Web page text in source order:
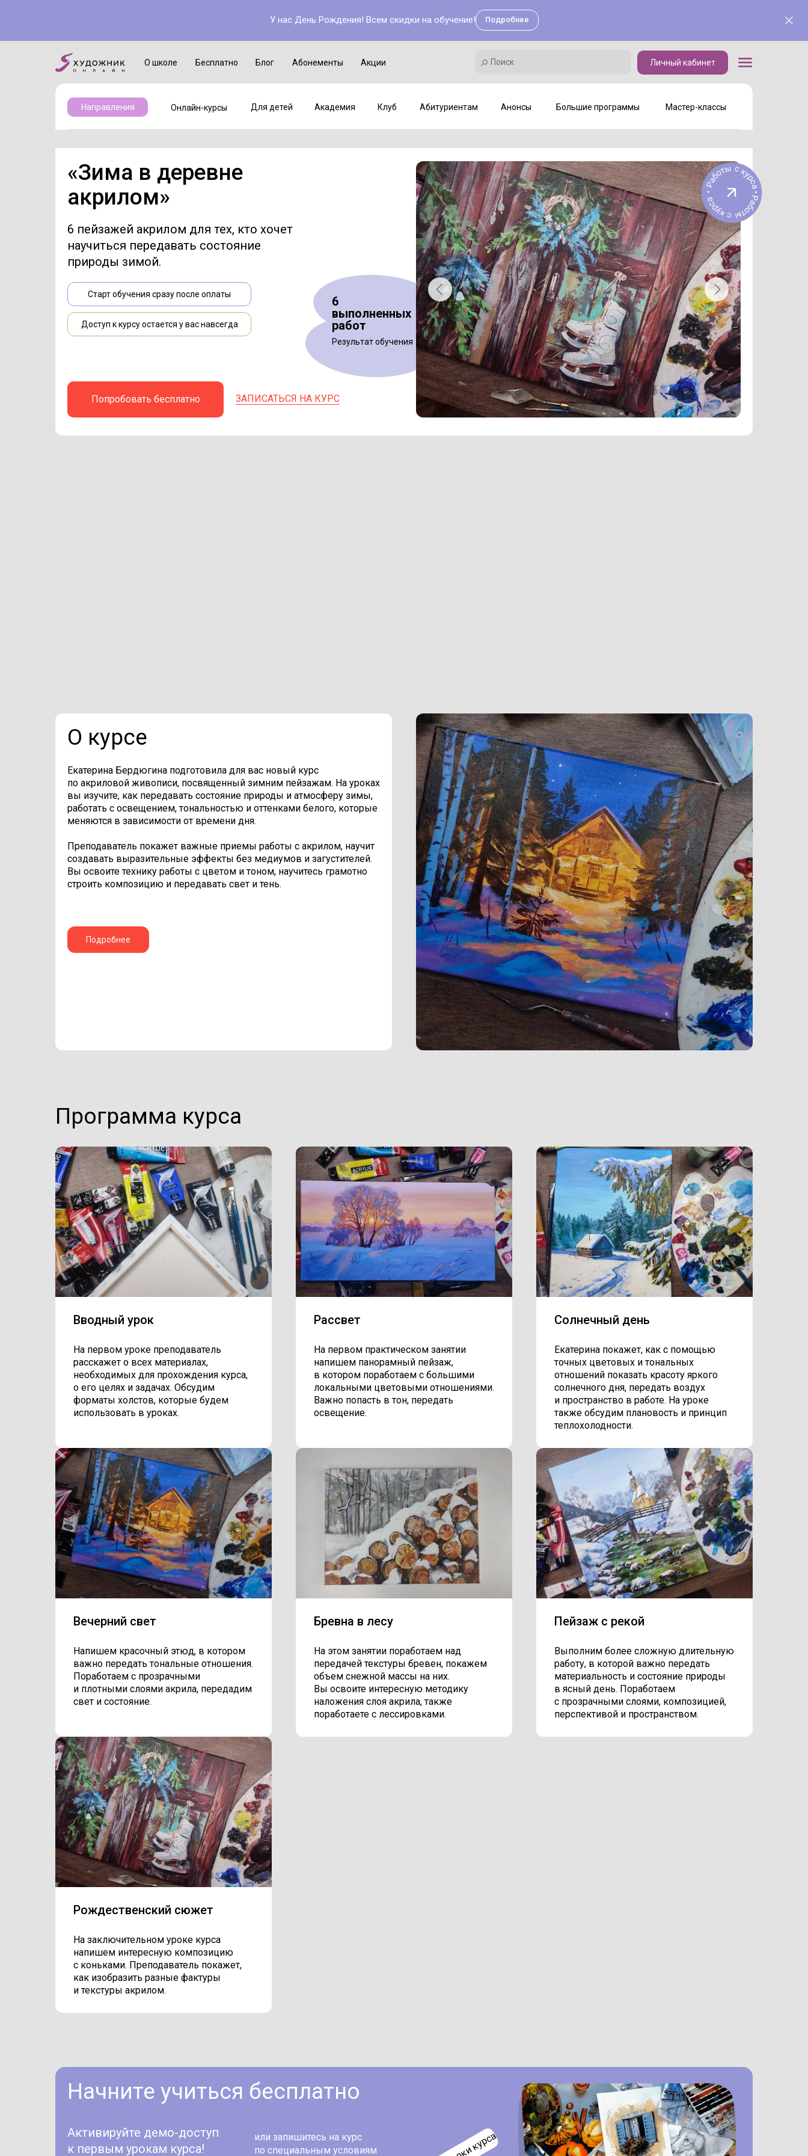
У нас День Рождения! Всем скидки на обучение! Подробнее
Блог Акции
Абонементы
О школе Бесплатно Личный кабинет
Поиск
Мастер-классы
Для детей Академия Клуб Абитуриентам Анонсы Большие программы
Онлайн-курсы
Направления
Поиск
Академия Клуб Мастер-классы
«Зима в деревне
акрилом»
6 пейзажей акрилом для тех, кто хочет
научиться передавать состояние
природы зимой.
Попробовать бесплатно ЗАПИСАТЬСЯ НА КУРС
Доступ к курсу остается у вас навсегда
Результат обучения
Старт обучения сразу после оплаты
6
выполненных
работ
О курсе
Екатерина Бердюгина подготовила для вас новый курс
по акриловой живописи, посвященный зимним пейзажам. На уроках
вы изучите, как передавать состояние природы и атмосферу зимы,
работать с освещением, тональностью и оттенками белого, которые
меняются в зависимости от времени дня.
Преподаватель покажет важные приемы работы с акрилом, научит
создавать выразительные эффекты без медиумов и загустителей.
Вы освоите технику работы с цветом и тоном, научитесь грамотно
строить композицию и передавать свет и тень.
Подробнее
Программа курса
Вводный урок
На первом уроке преподаватель
расскажет о всех материалах,
необходимых для прохождения курса,
о его целях и задачах. Обсудим
форматы холстов, которые будем
использовать в уроках.
Рассвет
На первом практическом занятии
напишем панорамный пейзаж,
в котором поработаем с большими
локальными цветовыми отношениями.
Важно попасть в тон, передать
освещение.
Солнечный день
Екатерина покажет, как с помощью
точных цветовых и тональных
отношений показать красоту яркого
солнечного дня, передать воздух
и пространство в работе. На уроке
также обсудим плановость и принцип
теплохолодности.
Вечерний свет
Напишем красочный этюд, в котором
важно передать тональные отношения.
Поработаем с прозрачными
и плотными слоями акрила, передадим
свет и состояние.
Бревна в лесу
На этом занятии поработаем над
передачей текстуры бревен, покажем
объем снежной массы на них.
Вы освоите интересную методику
наложения слоя акрила, также
поработаете с лессировками.
Пейзаж с рекой
Выполним более сложную длительную
работу, в которой важно передать
материальность и состояние природы
в ясный день. Поработаем
с прозрачными слоями, композицией,
перспективой и пространством.
Рождественский сюжет
На заключительном уроке курса
напишем интересную композицию
с коньками. Преподаватель покажет,
как изобразить разные фактуры
и текстуры акрилом.
Начните учиться бесплатно
или запишитесь на курс
по специальным условиям
Активируйте демо-доступ
к первым урокам курса!